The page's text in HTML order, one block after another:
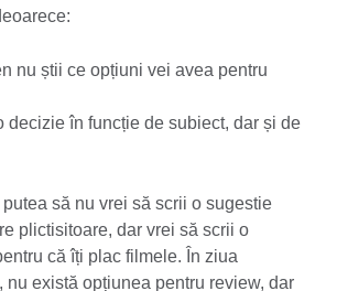
nu știi ce opțiuni vei avea pentru
decizie în funcție de subiect, dar și de
să nu vrei să scrii o sugestie
plictisitoare, dar vrei să scrii o
că îți plac filmele. În ziua
nu există opțiunea pentru review, dar